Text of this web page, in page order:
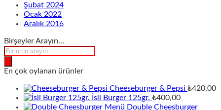
Şubat 2024
Ocak 2022
Aralık 2016
Birşeyler Arayın…
Products
search
En çok oylanan ürünler
Cheeseburger & Pepsi ₺420,00
İsli Burger 125gr. ₺400,00
Double Cheesburger